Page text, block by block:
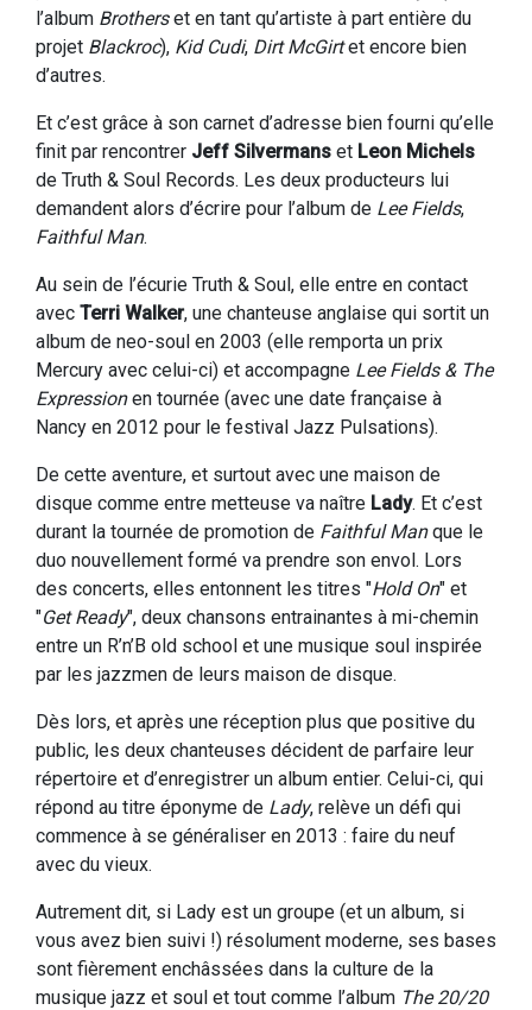
l’album Brotherset en tant qu’artiste à part entière du
projet Blackroc), Kid Cudi, Dirt McGirtet encore bien
d’autres.
Et c’est grâce à son carnet d’adresse bien fourni qu’elle
finit par rencontrer Jeff Silvermans et Leon Michels
de Truth & Soul Records. Les deux producteurs lui
demandent alors d’écrire pour l’album de Lee Fields,
Faithful Man.
Au sein de l’écurie Truth & Soul, elle entre en contact
avec Terri Walker, une chanteuse anglaise qui sortit un
album de neo-soul en 2003 (elle remporta un prix
Mercury avec celui-ci) et accompagne Lee Fields & The
Expressionen tournée (avec une date française à
Nancy en 2012 pour le festival Jazz Pulsations).
De cette aventure, et surtout avec une maison de
disque comme entre metteuse va naître Lady. Et c’est
durant la tournée de promotion de Faithful Manque le
duo nouvellement formé va prendre son envol. Lors
des concerts, elles entonnent les titres "Hold On" et
"Get Ready", deux chansons entrainantes à mi-chemin
entre un R’n’B old school et une musique soul inspirée
par les jazzmen de leurs maison de disque.
Dès lors, et après une réception plus que positive du
public, les deux chanteuses décident de parfaire leur
répertoire et d’enregistrer un album entier. Celui-ci, qui
répond au titre éponyme de Lady, relève un défi qui
commence à se généraliser en 2013 : faire du neuf
avec du vieux.
Autrement dit, si Lady est un groupe (et un album, si
vous avez bien suivi !) résolument moderne, ses bases
sont fièrement enchâssées dans la culture de la
musique jazz et soul et tout comme l’album The 20/20